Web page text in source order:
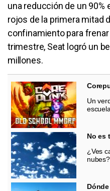
una reducción de un
rojos de la primera mitad
confinamiento para
trimestre, Seat logró un
millones.
Un
No es
¿Ves